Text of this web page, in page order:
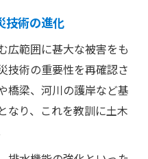
技術の進化
広範囲に甚大な被害をも
技術の重要性を再確認さ
橋梁、河川の護岸など基
なり、これを教訓に土木